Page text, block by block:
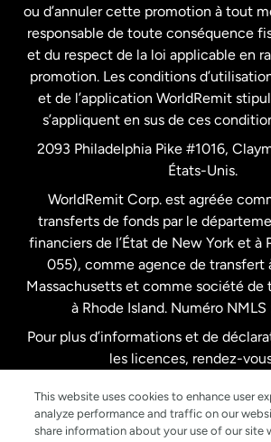
Malaisie
Nouvelle-Zélande
Pays-Bas
Royaume-Uni
Suède
ou d’annuler cette promotion à tout
responsable de toute conséquence
et du respect de la loi applicable en
promotion. Les conditions
et de l’application WorldRemit
s’appliquent en sus de ces
2093 Philadelphia Pike #1016,
États-Unis.
WorldRemit Corp. est agréée
transferts de fonds par le
financiers de l’État de New York et à
055), comme agence de transfert
Massachusetts et comme société de
à Rhode Island. Numéro NMLS
Pour plus d’informations et de
les licences, rendez-
This website uses cookies to enhance user
analyze performance and traffic on our
share information about your use of our site